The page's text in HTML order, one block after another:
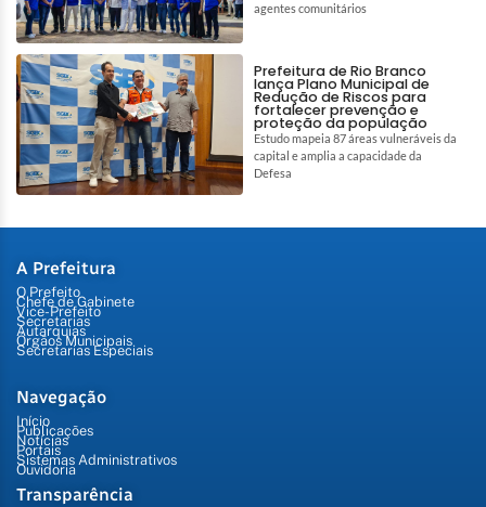
agentes comunitários
Prefeitura de Rio Branco
lança Plano Municipal de
Redução de Riscos para
fortalecer prevenção e
proteção da população
Estudo mapeia 87 áreas vulneráveis da
capital e amplia a capacidade da
Defesa
A Prefeitura
O Prefeito
Chefe de Gabinete
Vice-Prefeito
Secretarias
Autarquias
Órgãos Municipais
Secretarias Especiais
Navegação
Início
Publicações
Notícias
Portais
Sistemas Administrativos
Ouvidoria
Transparência